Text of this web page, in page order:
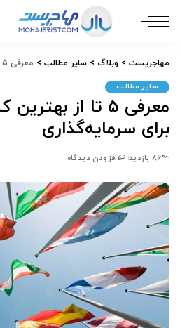
مهاجریست > وبلاگ > سایر مطالب > معرفی 5 تا از بهترین کشورهای اروپایی برای سرمایه‌گذاری
سایر مطالب
معرفی 5 تا از
برای سرمایه‌گذاری
86 بازدید افزودن دیدگاه